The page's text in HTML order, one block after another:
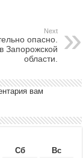
Next
опасно.
Запорожской
области.
вам
Сб
Вс